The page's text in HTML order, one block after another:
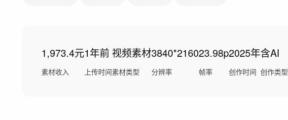
1,973.4元
素材收入
1年前
上传时间
视频素材
素材类型
3840*2160
分辨率
23.98p
帧率
2025年
创作时间
含AI
创作类型